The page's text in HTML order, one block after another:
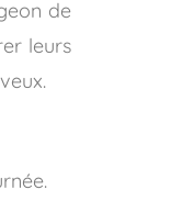
de
leurs